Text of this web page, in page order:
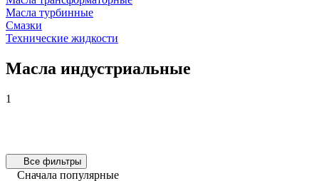
Масла турбинные
Смазки
Технические жидкости
Масла индустриальные
1
Все фильтры
Сначала популярные